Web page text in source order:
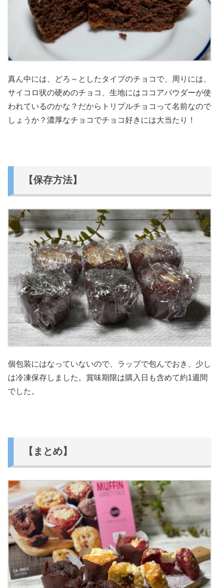
真ん中には、どろ～としたタイプのチョコで、周りには、
サイコロ状の硬めのチョコ、生地にはココアパウダーが使
われているのかな？だからトリプルチョコって名前なので
しょうか？濃厚なチョコでチョコ好きには大当たり！
【保存方法】
個包装にはなっていないので、ラップで包んでおき、少し
は冷凍保存しました。賞味期限は購入日も含めて約1週間
でした。
【まとめ】